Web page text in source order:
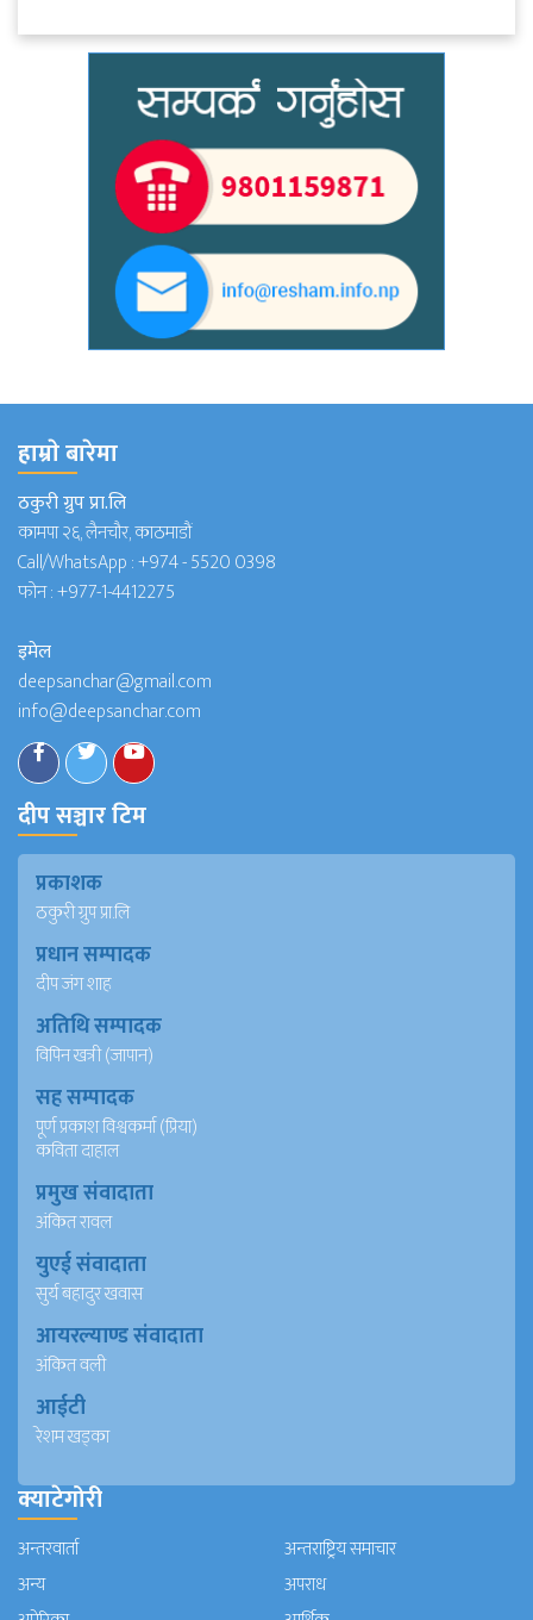
हाम्राे बारेमा
ठकुरी ग्रुप प्रा.लि
कामपा २६, लैनचौर, काठमाडौं
Call/WhatsApp :+974 - 5520 0398
फोन :+977-1-4412275
इमेल
deepsanchar@gmail.com
info@deepsanchar.com
दीप सञ्चार टिम
प्रकाशक
ठकुरी ग्रुप प्रा.लि
प्रधान सम्पादक
दीप जंग शाह
अतिथि सम्पादक
विपिन खत्री (जापान)
सह सम्पादक
पूर्ण प्रकाश विश्वकर्मा (प्रिया)
कविता दाहाल
प्रमुख संवादाता
अंकित रावल
युएई संवादाता
सुर्य बहादुर खवास
आयरल्याण्ड संवादाता
अंकित वली
आईटी
रेशम खड्का
क्याटेगोरी
अन्तरवार्ता
अन्तराष्ट्रिय समाचार
अन्य
अपराध